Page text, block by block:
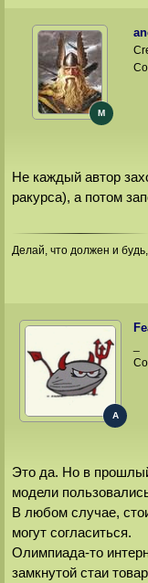
M
Не каждый автор
ракурса), а потом
Делай, что должен и
A
Это да. Но в
модели
В любом случае,
могут согласиться.
Олимпиада-то
замкнутой стаи